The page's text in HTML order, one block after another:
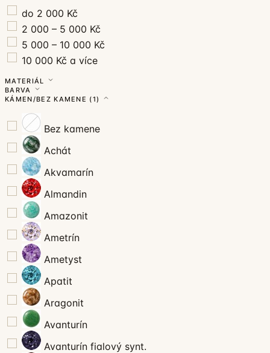
do 2 000 Kč
2 000 – 5 000 Kč
5 000 – 10 000 Kč
10 000 Kč a více
MATERIÁL
BARVA
KÁMEN/BEZ KAMENE (1)
Bez kamene
Achát
Akvamarín
Almandin
Amazonit
Ametrín
Ametyst
Apatit
Aragonit
Avanturín
Avanturín fialový synt.